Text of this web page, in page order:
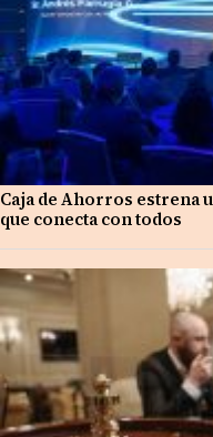
Caja de Ahorros estrena
que conecta con todos